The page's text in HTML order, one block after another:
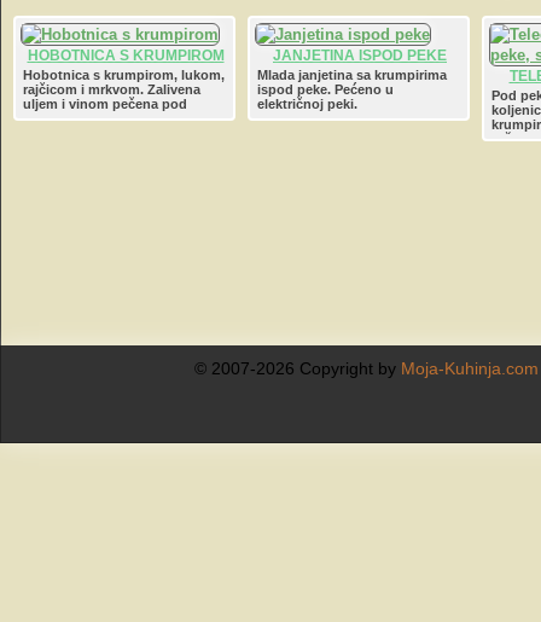
HOBOTNICA S KRUMPIROM
Hobotnica s krumpirom, lukom,
rajčicom i mrkvom. Zalivena
uljem i vinom pečena pod
pekom ili u glinenoj posudi u
JANJETINA ISPOD PEKE
Mlada janjetina sa krumpirima
ispod peke. Pećeno u
električnoj peki.
Pod
© 2007-2026 Copyright by Moja-Kuhinja.com